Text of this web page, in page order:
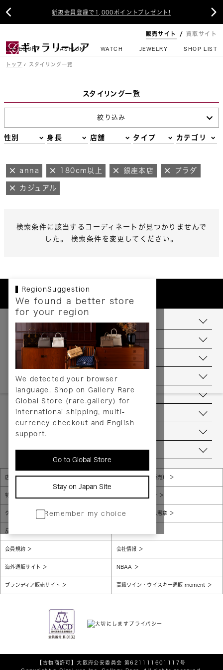
新規会員登録で1,000ポイントプレゼント!
 
販売サイト 買取サイト
CATEGORY FASHION WATCH JEWELRY SHOP LIST
トップ スタイリング一覧
スタイリング一覧
絞り込み
性別 身長 店舗 タイプ カテゴリ
anna 180cm以上 銀座本店 プラダ
カジュアル
検索条件に該当するコーディネートが見つかりませんで
した。 検索条件を変更してください。
RegionSuggestion
We found a better store
for your region
We detected your browser
language. Shop on Gallery Rare
Global Store (rare.gallery) for
international shipping, multi-
currency checkout and English
support.
Go to Global Store
Stay on Japan Site
Remember my choice
お支払いについて
配送について
送料について
返品について
ヘルプ
お問い合わせ
当店について
店舗一覧 販売規約（店頭販売）
特定商取引法に基づく表示 個人情報保護方針
グローバルプライバシーポリシー コンプライアンス憲章
反社会的勢力に対する基本方針
会員規約 会社情報
海外通販サイト NBAA
ブランディア販売サイト 高級ワイン・ウイスキー通販 moment
【古物商許可】大阪府公安委員会 第621111601117号